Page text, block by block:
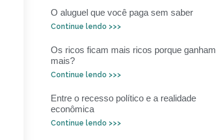
O aluguel que você paga sem saber
Continue lendo >>>
Os ricos ficam mais ricos porque ganham
mais?
Continue lendo >>>
Entre o recesso político e a realidade
econômica
Continue lendo >>>